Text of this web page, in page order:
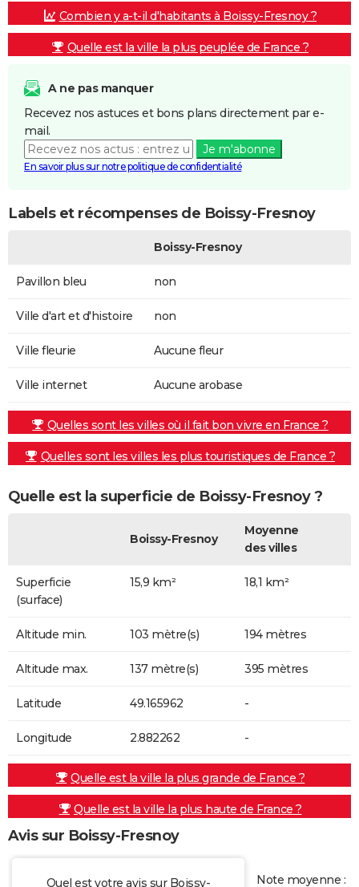
Combien y a-t-il d'habitants à Boissy-Fresnoy ?
Quelle est la ville la plus peuplée de France ?
A ne pas manquer
Recevez nos astuces et bons plans directement par e-
mail.
Je m'abonne
En savoir plus sur notre politique de confidentialité
Labels et récompenses de Boissy-Fresnoy
Boissy-Fresnoy
Pavillon bleu non
Ville d'art et d'histoire non
Ville fleurie Aucune fleur
Ville internet Aucune arobase
Quelles sont les villes où il fait bon vivre en France ?
Quelles sont les villes les plus touristiques de France ?
Quelle est la superficie de Boissy-Fresnoy ?
Boissy-Fresnoy
Moyenne
des villes
Superficie
(surface)
15,9 km² 18,1 km²
Altitude min. 103 mètre(s) 194 mètres
Altitude max. 137 mètre(s) 395 mètres
Latitude 49.165962 -
Longitude 2.882262 -
Quelle est la ville la plus grande de France ?
Quelle est la ville la plus haute de France ?
Avis sur Boissy-Fresnoy
Quel est votre avis sur Boissy- Note moyenne :